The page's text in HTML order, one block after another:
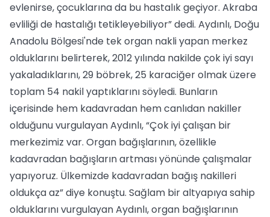
evlenirse, çocuklarına da bu hastalık geçiyor. Akraba
evliliği de hastalığı tetikleyebiliyor” dedi. Aydınlı, Doğu
Anadolu Bölgesi'nde tek organ nakli yapan merkez
olduklarını belirterek, 2012 yılında nakilde çok iyi sayı
yakaladıklarını, 29 böbrek, 25 karaciğer olmak üzere
toplam 54 nakil yaptıklarını söyledi. Bunların
içerisinde hem kadavradan hem canlıdan nakiller
olduğunu vurgulayan Aydınlı, “Çok iyi çalışan bir
merkezimiz var. Organ bağışlarının, özellikle
kadavradan bağışların artması yönünde çalışmalar
yapıyoruz. Ülkemizde kadavradan bağış nakilleri
oldukça az” diye konuştu. Sağlam bir altyapıya sahip
olduklarını vurgulayan Aydınlı, organ bağışlarının